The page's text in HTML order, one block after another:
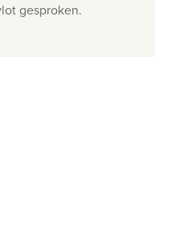
gesproken.